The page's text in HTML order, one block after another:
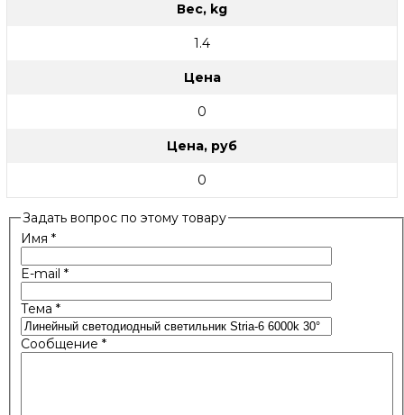
Вес, kg
1.4
Цена
0
Цена, руб
0
Задать вопрос по этому товару
Имя *
E-mail *
Тема *
Сообщение *